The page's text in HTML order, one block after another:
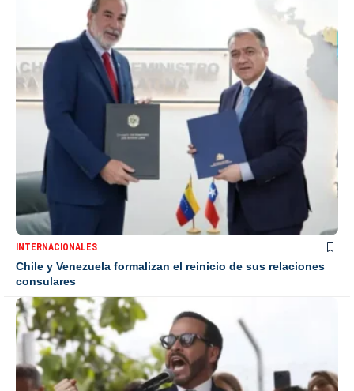
INTERNACIONALES
Chile y Venezuela formalizan el reinicio de sus relaciones
consulares